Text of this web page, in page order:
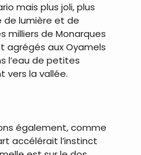
mais plus joli, plus
de lumière et de
milliers de Monarques
agrégés aux Oyamels
l’eau de petites
vers la vallée.
également, comme
accélérait l’instinct